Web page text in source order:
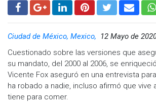
Ciudad de México, Mexico,
12 Mayo de
Cuestionado sobre las versiones que
su mandato, del 2000 al 2006, se
Vicente Fox aseguró en una entrevista
ha robado a nadie, incluso afirmó que vive
tiene para comer.